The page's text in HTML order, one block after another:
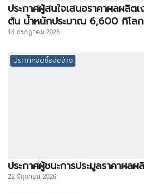
ประกาศผู้สนใจเสนอราคาผลผลิต
ต้น น้ำหนักประมาณ 6,600 กิโล
14 กรกฎาคม 2026
ประกาศจัดซื้อจัดจ้าง
ประกาศผู้ชนะการประมูลราคาผล
22 มิถุนายน 2026